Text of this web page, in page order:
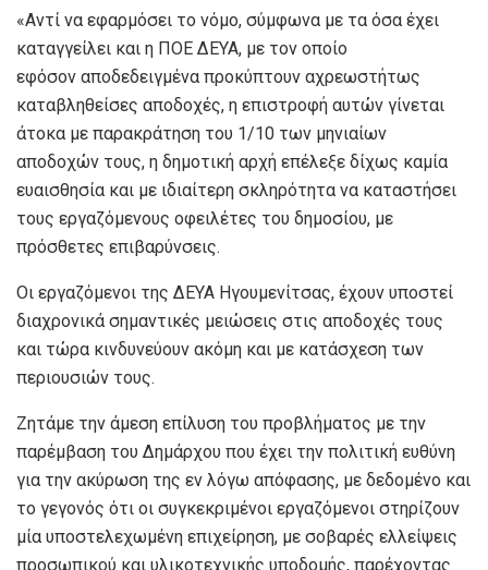
«Αντί να εφαρμόσει το νόμο, σύμφωνα με τα όσα έχει
καταγγείλει και η ΠΟΕ ΔΕΥΑ, με τον οποίο
εφόσον αποδεδειγμένα προκύπτουν αχρεωστήτως
καταβληθείσες αποδοχές, η επιστροφή αυτών γίνεται
άτοκα με παρακράτηση του 1/10 των μηνιαίων
αποδοχών τους, η δημοτική αρχή επέλεξε δίχως καμία
ευαισθησία και με ιδιαίτερη σκληρότητα να καταστήσει
τους εργαζόμενους οφειλέτες του δημοσίου, με
πρόσθετες επιβαρύνσεις.
Οι εργαζόμενοι της ΔΕΥΑ Ηγουμενίτσας, έχουν υποστεί
διαχρονικά σημαντικές μειώσεις στις αποδοχές τους
και τώρα κινδυνεύουν ακόμη και με κατάσχεση των
περιουσιών τους.
Ζητάμε την άμεση επίλυση του προβλήματος με την
παρέμβαση του Δημάρχου που έχει την πολιτική ευθύνη
για την ακύρωση της εν λόγω απόφασης, με δεδομένο και
το γεγονός ότι οι συγκεκριμένοι εργαζόμενοι στηρίζουν
μία υποστελεχωμένη επιχείρηση, με σοβαρές ελλείψεις
προσωπικού και υλικοτεχνικής υποδομής, παρέχοντας